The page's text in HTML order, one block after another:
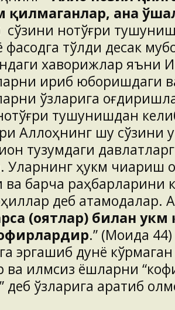
қилмаганлар, ана
нотўғри тушуниш
фасодга тўлди десак
хаворижлар
қириб юборишдаги
ўзларига
тушунишдан
Аллоҳнинг шу сўзини
тузумдаги
Уларнинг ҳукм чиқариш
барча раҳбарларини
деб атамоқдалар.
(оятлар) билан
.” (Моида
эргашиб дунё
ва илмсиз ёшларни
деб ўзларига қаратиб